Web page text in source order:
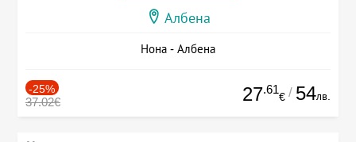
Албена
Нона - Албена
-25%
37.02€ 27.61
€ / 54лв.